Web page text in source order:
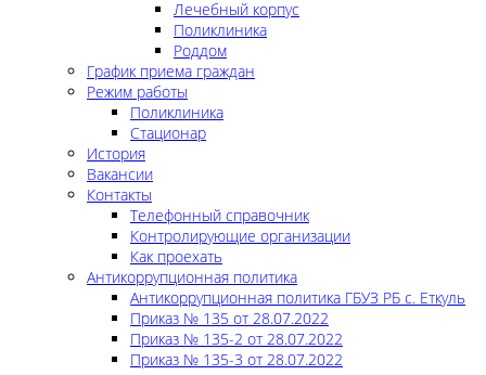
Лечебный корпус
Поликлиника
Роддом
График приема граждан
Режим работы
Поликлиника
Стационар
История
Вакансии
Контакты
Телефонный справочник
Контролирующие организации
Как проехать
Антикоррупционная политика
Антикоррупционная политика ГБУЗ РБ с. Еткуль
Приказ № 135 от 28.07.2022
Приказ № 135-2 от 28.07.2022
Приказ № 135-3 от 28.07.2022